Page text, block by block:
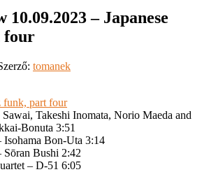
– Japanese
four
tomanek
funk, part four
Takeshi Inomata, Norio Maeda and
Bonuta 3:51
Isohama Bon-Uta 3:14
Sōran Bushi 2:42
– D-51 6:05